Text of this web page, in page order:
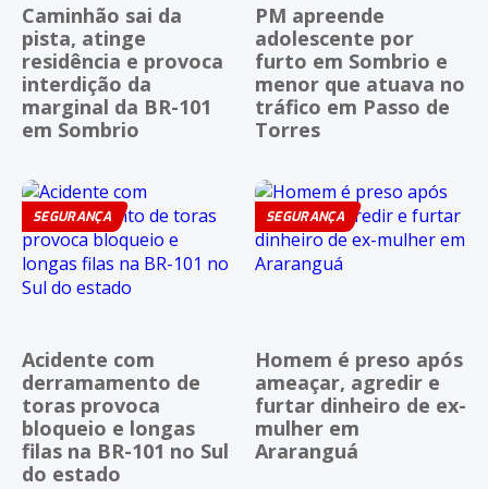
Caminhão sai da
pista, atinge
residência e provoca
interdição da
marginal da BR-101
em Sombrio
PM apreende
adolescente por
furto em Sombrio e
menor que atuava no
tráfico em Passo de
Torres
SEGURANÇA
Acidente com
derramamento de
toras provoca
bloqueio e longas
filas na BR-101 no Sul
do estado
SEGURANÇA
Homem é preso após
ameaçar, agredir e
furtar dinheiro de ex-
mulher em
Araranguá